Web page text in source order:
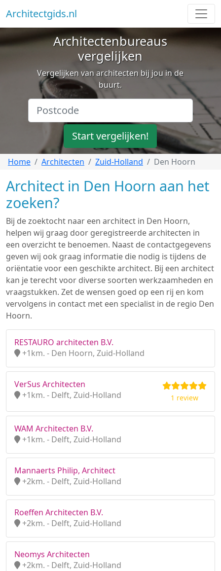
Architectgids.nl
Architectenbureaus
vergelijken
Vergelijken van architecten bij jou in de
buurt.
Start vergelijken!
Home Architecten Zuid-Holland Den Hoorn
Architect in Den Hoorn aan het
zoeken?
Bij de zoektocht naar een architect in Den Hoorn,
helpen wij graag door geregistreerde architecten in
een overzicht te benoemen. Naast de contactgegevens
geven wij ook graag informatie die nodig is tijdens de
oriëntatie voor een geschikte architect. Bij een architect
kan je terecht voor diverse soorten werkzaamheden en
vraagstukken. Zet de wensen goed op een rij en kom
vervolgens in contact met een specialist in de regio Den
Hoorn.
RESTAURO architecten B.V.
+1km. - Den Hoorn, Zuid-Holland
VerSus Architecten
+1km. - Delft, Zuid-Holland
1 review
WAM Architecten B.V.
+1km. - Delft, Zuid-Holland
Mannaerts Philip, Architect
+2km. - Delft, Zuid-Holland
Roeffen Architecten B.V.
+2km. - Delft, Zuid-Holland
Neomys Architecten
+2km. - Delft, Zuid-Holland